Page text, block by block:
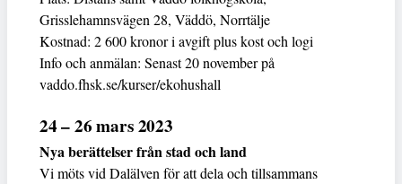
Grisslehamnsvägen 28, Väddö, Norrtälje
Kostnad: 2 600 kronor i avgift plus kost och logi
Info och anmälan: Senast 20 november på
vaddo.fhsk.se/kurser/ekohushall
24 – 26 mars 2023
Nya berättelser från stad och land
Vi möts vid Dalälven för att dela och tillsammans